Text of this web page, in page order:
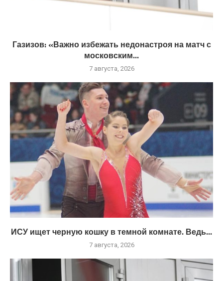
Газизов: «Важно избежать недонастроя на матч с
московским...
7 августа, 2026
ИСУ ищет черную кошку в темной комнате. Ведь...
7 августа, 2026